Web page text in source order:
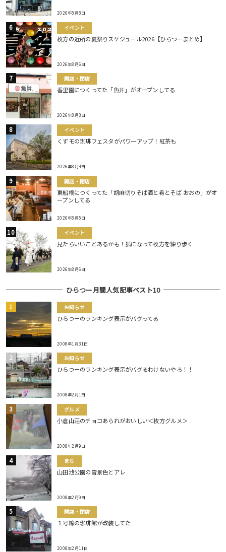
2026年8月8日
イベント
枚方の近所の夏祭りスケジュール2026【ひらつーまとめ】
2026年8月6日
開店・閉店
香里園につくってた「魚丼」がオープンしてる
2026年8月3日
イベント
くずモの珈琲フェスタがパワーアップ！紅茶も
2026年8月4日
開店・閉店
東船橋につくってた「胡麻切りそば酒と肴とそば おおの」がオ
ープンしてる
2026年8月5日
イベント
見たらいいことあるかも！狐になって枚方を練り歩く
2026年8月6日
ひらつー月間人気記事ベスト10
お知らせ
ひらつーのランキング表示がバグってる
2008年1月31日
お知らせ
ひらつーのランキング表示がバグるわけないやろ！！
2008年2月1日
グルメ
小倉山荘のチョコあられがおいしい＜枚方グルメ＞
2008年2月9日
まち
山田池公園の雪景色とアレ
2008年2月9日
開店・閉店
１号線の珈琲館が改装してた
2008年2月11日